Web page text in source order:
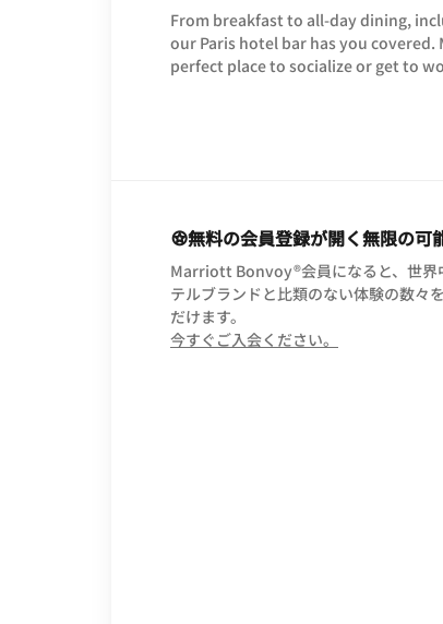
From breakfast to all-day dining,
our Paris hotel bar has you
perfect place to socialize or get to
無料の会員登録が開く無限の可
Marriott Bonvoy®会員になると、世界
テルブランドと比類のない体験の数々
だけます。
今すぐご入会ください。